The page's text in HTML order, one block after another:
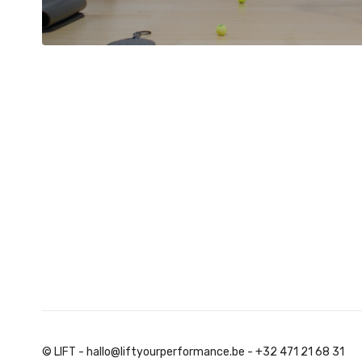
© LIFT - hallo@liftyourperformance.be - +32 471 21 68 31